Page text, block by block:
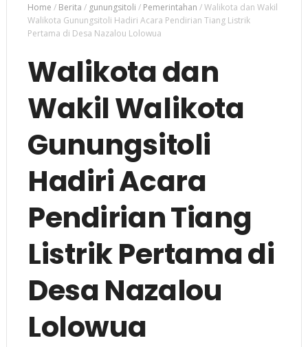
Home / Berita / gunungsitoli / Pemerintahan /Walikota dan Wakil
Walikota Gunungsitoli Hadiri Acara Pendirian Tiang Listrik
Pertama di Desa Nazalou Lolowua
Walikota dan
Wakil Walikota
Gunungsitoli
Hadiri Acara
Pendirian Tiang
Listrik Pertama di
Desa Nazalou
Lolowua